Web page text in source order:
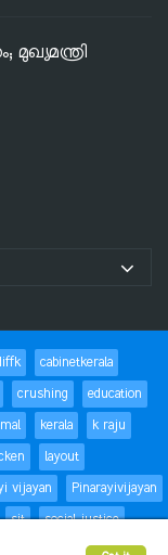
cabinetkerala
crushing
education
kerala
k raju
layout
vijayan
Pinarayivijayan
sit
social justice
trackbacks